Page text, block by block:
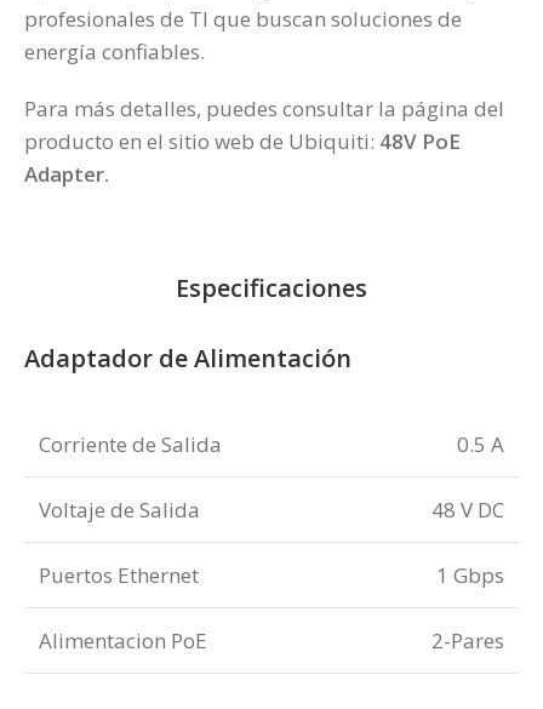
profesionales de TI que buscan soluciones de
energía confiables.
Para más detalles, puedes consultar la página del
producto en el sitio web de Ubiquiti: 48V PoE
Adapter.
Especificaciones
Adaptador de Alimentación
Corriente de Salida 0.5 A
Voltaje de Salida 48 V DC
Puertos Ethernet 1 Gbps
Alimentacion PoE 2-Pares